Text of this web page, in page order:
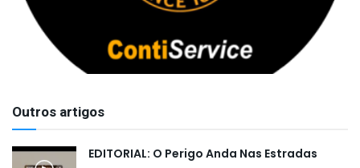
Outros artigos
EDITORIAL: O Perigo Anda Nas Estradas